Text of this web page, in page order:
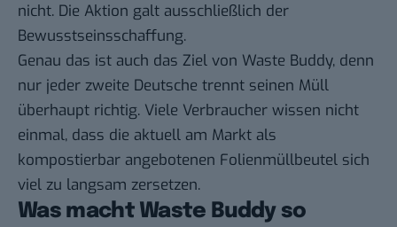
nicht. Die Aktion galt ausschließlich der
Bewusstseinsschaffung.
Genau das ist auch das Ziel von Waste Buddy, denn
nur jeder zweite Deutsche trennt seinen Müll
überhaupt richtig. Viele Verbraucher wissen nicht
einmal, dass die aktuell am Markt als
kompostierbar angebotenen Folienmüllbeutel sich
viel zu langsam zersetzen.
Was macht Waste Buddy so